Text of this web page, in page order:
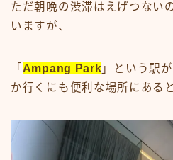
ただ朝晩の渋滞はえげつない
いますが、
「 Ampang Park 」という駅
か行くにも便利な場所にある